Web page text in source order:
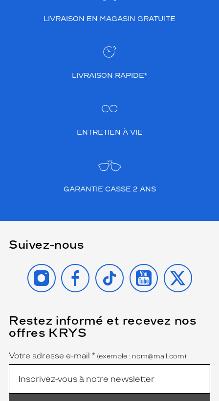
LIVRAISON EN MAGASIN GRATUITE
LIVRAISON RAPIDE*
ENTRETIEN À VIE
GARANTIE CASSE 2 ANS
Suivez-nous
INSTAGRAMFACEBOOK
TIKTOK YOUTUBE
X
Restez informé et recevez nos
offres KRYS
Name
Votre adresse e-mail *
(Ce
champ
est
(exemple : nom@mail.com)